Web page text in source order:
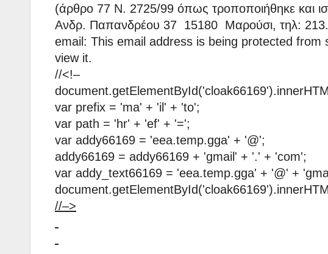
(άρθρο 77 Ν. 2725/99 όπως τροποποιήθηκε και
Ανδρ. Παπανδρέου 37 15180 Μαρούσι, τηλ:
email: This email address is being protected
view it.
//<!–
var prefix = 'ma' + 'il' + 'to';
var path = 'hr' + 'ef' + '=';
var addy66169 = 'eea.temp.gga' + '@';
addy66169 = addy66169 + 'gmail' + '.' + 'com';
var addy_text66169 = 'eea.temp.gga' + '@' +
//–>